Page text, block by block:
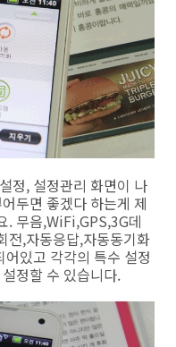
정, 설정관리 화면이 나
두면 좋겠다 하는게 제
. 무음,WiFi,GPS,3G데
전,자동응답,자동동기화
있고 각각의 특수 설정
정할 수 있습니다.